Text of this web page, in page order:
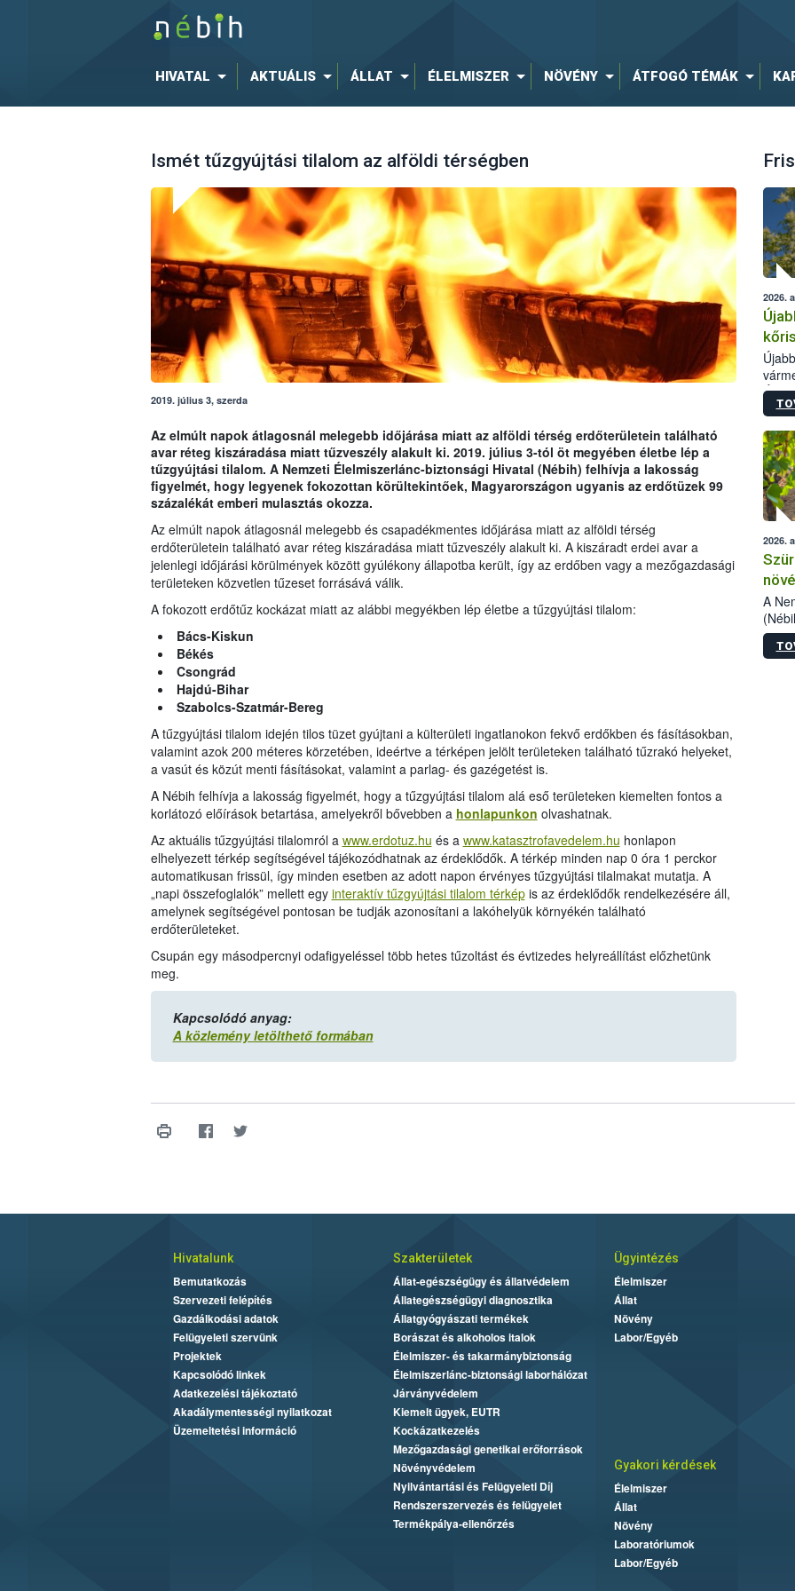
HIVATAL AKTUÁLIS ÁLLAT ÉLELMISZER NÖVÉNY ÁTFOGÓ TÉMÁK
Ismét tűzgyújtási tilalom az alföldi térségben
2019. július 3, szerda
Az elmúlt napok átlagosnál melegebb időjárása miatt az alföldi térség erdőterületein található
avar réteg kiszáradása miatt tűzveszély alakult ki. 2019. július 3-tól öt megyében életbe lép a
tűzgyújtási tilalom. A Nemzeti Élelmiszerlánc-biztonsági Hivatal (Nébih) felhívja a lakosság
figyelmét, hogy legyenek fokozottan körültekintőek, Magyarországon ugyanis az erdőtüzek 99
százalékát emberi mulasztás okozza.
Az elmúlt napok átlagosnál melegebb és csapadékmentes időjárása miatt az alföldi térség
erdőterületein található avar réteg kiszáradása miatt tűzveszély alakult ki. A kiszáradt erdei avar a
jelenlegi időjárási körülmények között gyúlékony állapotba került, így az erdőben vagy a mezőgazdasági
területeken közvetlen tűzeset forrásává válik.
A fokozott erdőtűz kockázat miatt az alábbi megyékben lép életbe a tűzgyújtási tilalom:
Bács-Kiskun
Békés
Csongrád
Hajdú-Bihar
Szabolcs-Szatmár-Bereg
A tűzgyújtási tilalom idején tilos tüzet gyújtani a külterületi ingatlanokon fekvő erdőkben és fásításokban,
valamint azok 200 méteres körzetében, ideértve a térképen jelölt területeken található tűzrakó helyeket,
a vasút és közút menti fásításokat, valamint a parlag- és gazégetést is.
A Nébih felhívja a lakosság figyelmét, hogy a tűzgyújtási tilalom alá eső területeken kiemelten fontos a
korlátozó előírások betartása, amelyekről bővebben a honlapunkon olvashatnak.
Az aktuális tűzgyújtási tilalomról a www.erdotuz.hu és a www.katasztrofavedelem.hu honlapon
elhelyezett térkép segítségével tájékozódhatnak az érdeklődők. A térkép minden nap 0 óra 1 perckor
automatikusan frissül, így minden esetben az adott napon érvényes tűzgyújtási tilalmakat mutatja. A
„napi összefoglalók” mellett egy interaktív tűzgyújtási tilalom térképis az érdeklődők rendelkezésére áll,
amelynek segítségével pontosan be tudják azonosítani a lakóhelyük környékén található
erdőterületeket.
Csupán egy másodpercnyi odafigyeléssel több hetes tűzoltást és évtizedes helyreállítást előzhetünk
meg.
Kapcsolódó anyag:
A közlemény letölthető formában
2026.
2026.
A
Hivatalunk
Bemutatkozás
Szervezeti felépítés
Gazdálkodási adatok
Felügyeleti szervünk
Projektek
Kapcsolódó linkek
Adatkezelési tájékoztató
Akadálymentességi nyilatkozat
Üzemeltetési információ
Szakterületek
Állat-egészségügy és állatvédelem
Állategészségügyi diagnosztika
Állatgyógyászati termékek
Borászat és alkoholos italok
Élelmiszer- és takarmánybiztonság
Élelmiszerlánc-biztonsági laborhálózat
Járványvédelem
Kiemelt ügyek, EUTR
Kockázatkezelés
Mezőgazdasági genetikai erőforrások
Növényvédelem
Nyilvántartási és Felügyeleti Díj
Rendszerszervezés és felügyelet
Termékpálya-ellenőrzés
Ügyintézés
Élelmiszer
Állat
Növény
Labor/Egyéb
Gyakori kérdések
Élelmiszer
Állat
Növény
Laboratóriumok
Labor/Egyéb